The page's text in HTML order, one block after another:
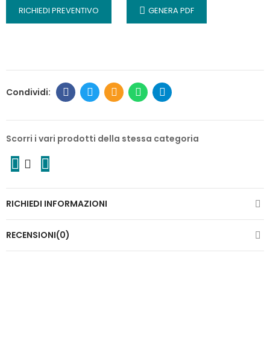
RICHIEDI PREVENTIVO GENERA PDF
Scorri i vari prodotti della stessa categoria
RICHIEDI INFORMAZIONI
RECENSIONI(0)